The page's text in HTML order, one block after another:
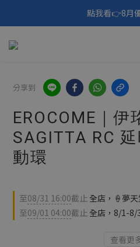
🎑《仲夏夜之淫夢》野獸先輩
點我看👉8月
填寫問券拿
分享到
EROCOME｜伊
SAGITTA RC
動環
至08/31 16:00截止 全店，🍦夢
至09/01 04:00截止 全店，8/1-8/
查看更